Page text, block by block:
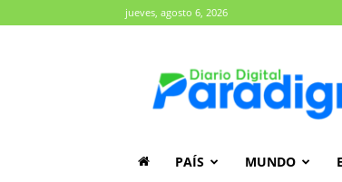
jueves, agosto 6, 2026
PAÍS MUNDO